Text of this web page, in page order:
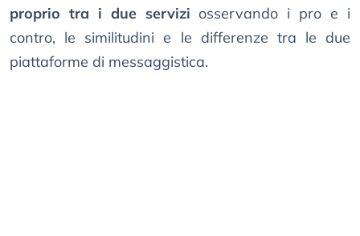
proprio tra i due servizi osservando i pro e i
contro, le similitudini e le differenze tra le due
piattaforme di messaggistica.